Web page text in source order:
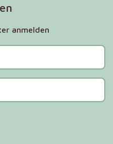
anmelden